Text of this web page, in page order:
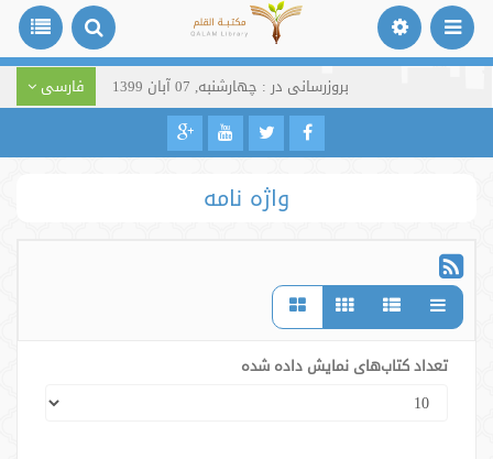
بروزرسانی در : چهارشنبه, 07 آبان 1399 فارسی
واژه نامه
تعداد کتاب‌های نمایش داده شده